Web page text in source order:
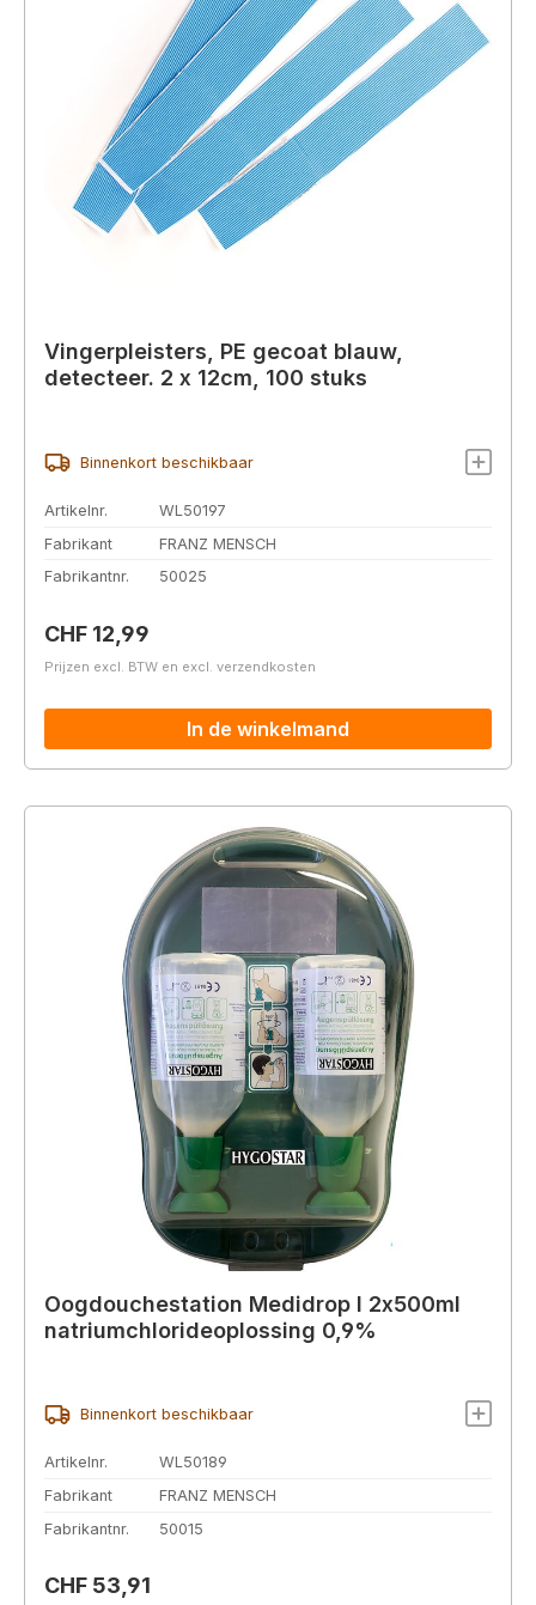
Vingerpleisters, PE gecoat blauw,
detecteer. 2 x 12cm, 100 stuks
Binnenkort beschikbaar
Artikelnr.
WL50197
Fabrikant
FRANZ MENSCH
Fabrikantnr.
50025
Normale prijs:
CHF 12,99
Prijzen excl. BTW en excl. verzendkosten
In de winkelmand
Oogdouchestation Medidrop I 2x500ml
natriumchlorideoplossing 0,9%
Binnenkort beschikbaar
Artikelnr.
WL50189
Fabrikant
FRANZ MENSCH
Fabrikantnr.
50015
Normale prijs:
CHF 53,91